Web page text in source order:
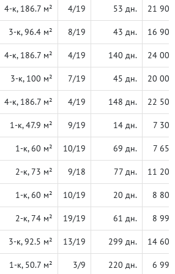
4-к, 186.7 м² 4/19 53 дн. 21
3-к, 96.4 м² 8/19 43 дн. 16
4-к, 186.7 м² 4/19 140 дн. 24
3-к, 100 м² 7/19 45 дн. 20
4-к, 186.7 м² 4/19 148 дн. 22
1-к, 47.9 м² 9/19 14 дн. 7
1-к, 60 м² 10/19 69 дн. 7
2-к, 73 м² 9/18 77 дн. 11
1-к, 60 м² 10/19 20 дн. 8
2-к, 74 м² 19/19 61 дн. 8
3-к, 92.5 м² 13/19 299 дн. 14
1-к, 50.7 м² 3/9 220 дн. 6